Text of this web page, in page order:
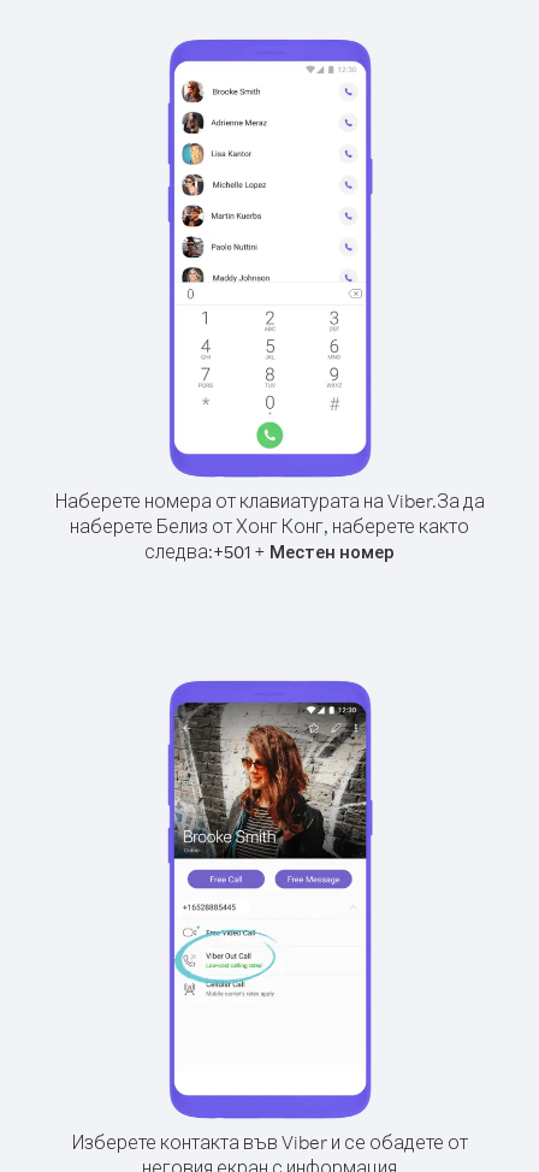
Наберете номера от клавиатурата на Viber.За да
наберете Белиз от Хонг Конг, наберете както
следва:+501 + Местен номер
Изберете контакта във Viber и се обадете от
неговия екран с информация